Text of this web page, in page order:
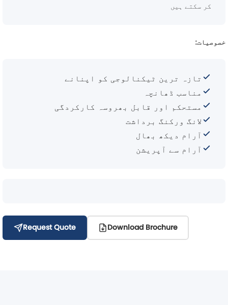
کر سکتے ہیں
خصوصیات:
تازہ ترین ٹیکنالوجی کو اپنانے
مناسب ڈھانچہ
مستحکم اور قابل بھروسہ کارکردگی
لانگ ورکنگ برداشت
آرام دیکھ بھال
آرام سے آپریشن
Request Quote Download Brochure